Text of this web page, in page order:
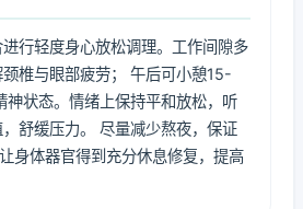
行轻度身心放松调理。工作间隙多
椎与眼部疲劳； 午后可小憩15-
神状态。情绪上保持平和放松，听
舒缓压力。 尽量减少熬夜，保证
身体器官得到充分休息修复，提高